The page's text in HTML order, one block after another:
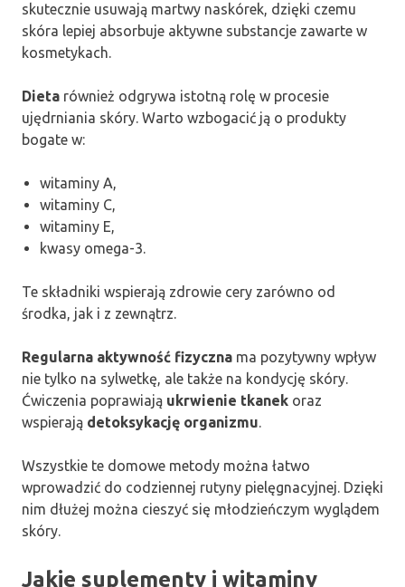
skutecznie usuwają martwy naskórek, dzięki czemu
skóra lepiej absorbuje aktywne substancje zawarte w
kosmetykach.
Dieta również odgrywa istotną rolę w procesie
ujędrniania skóry. Warto wzbogacić ją o produkty
bogate w:
witaminy A,
witaminy C,
witaminy E,
kwasy omega-3.
Te składniki wspierają zdrowie cery zarówno od
środka, jak i z zewnątrz.
Regularna aktywność fizyczna ma pozytywny wpływ
nie tylko na sylwetkę, ale także na kondycję skóry.
Ćwiczenia poprawiają ukrwienie tkanek oraz
wspierają detoksykację organizmu.
Wszystkie te domowe metody można łatwo
wprowadzić do codziennej rutyny pielęgnacyjnej. Dzięki
nim dłużej można cieszyć się młodzieńczym wyglądem
skóry.
Jakie suplementy i witaminy